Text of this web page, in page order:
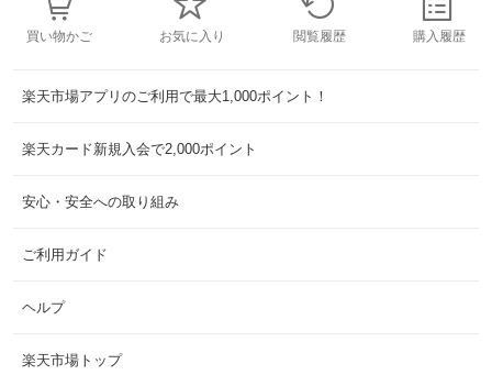
買い物かご お気に入り 閲覧履歴 購入履歴
楽天市場アプリのご利用で最大1,000ポイント！
楽天カード新規入会で2,000ポイント
安心・安全への取り組み
ご利用ガイド
ヘルプ
楽天市場トップ